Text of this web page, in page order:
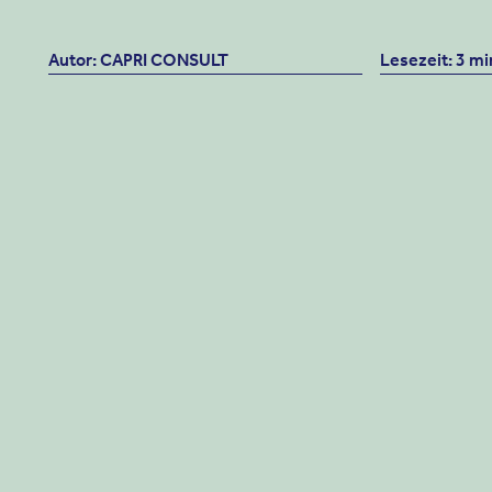
Autor: CAPRI CONSULT Lesezeit: 3